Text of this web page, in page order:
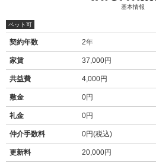
基本情報
ペット可
契約年数 2年
家賃 37,000円
共益費 4,000円
敷金 0円
礼金 0円
仲介手数料 0円(税込)
更新料 20,000円